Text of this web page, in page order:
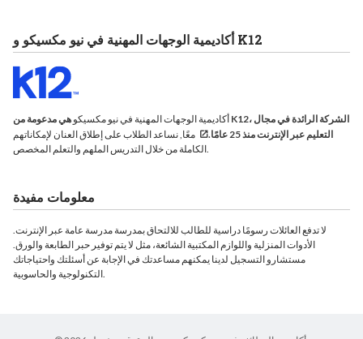
أكاديمية الوجهات المهنية في نيو مكسيكو و K12
أكاديمية الوجهات المهنية في نيو مكسيكو هي مدعومة من K12، الشركة الرائدة في مجال
التعليم عبر الإنترنت منذ 25 عامًا.
معًا, نساعد الطلاب على إطلاق العنان لإمكاناتهم
الكاملة من خلال التدريس الملهم والتعلم المخصص.
معلومات مفيدة
لا تدفع العائلات رسومًا دراسية للطالب للالتحاق بمدرسة مدرسة عامة عبر الإنترنت.
الأدوات المنزلية واللوازم المكتبية الشائعة، مثل لا يتم توفير حبر الطابعة والورق.
مستشارو التسجيل لدينا يمكنهم مساعدتك في الإجابة عن أسئلتك واحتياجاتك
التكنولوجية والحاسوبية.